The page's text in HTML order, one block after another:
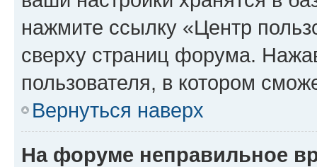
нажмите ссылку «Центр
сверху страниц форума.
пользователя, в котором
Вернуться наверх
На форуме неправильное